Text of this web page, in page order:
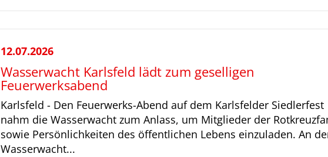
12.07.2026
Wasserwacht Karlsfeld lädt zum geselligen
Feuerwerksabend
Karlsfeld - Den Feuerwerks-Abend auf dem Karlsfelder Siedlerfest
nahm die Wasserwacht zum Anlass, um Mitglieder der
sowie Persönlichkeiten des öffentlichen Lebens einzuladen. An
Wasserwacht...